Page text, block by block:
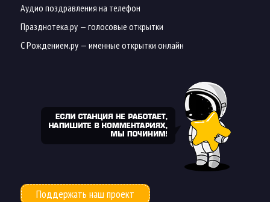
Аудио поздравления на телефон
Празднотека.ру— голосовые открытки
С Рождением.ру— именные открытки онлайн
Поддержать наш проект